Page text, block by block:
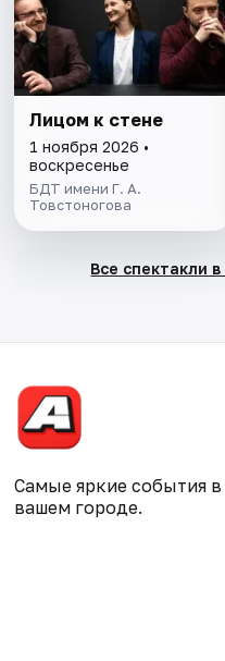
Лицом к стене
1 ноября 2026 •
воскресенье
БДТ имени Г. А.
Товстоногова
Все спектакли
Самые яркие события в
вашем городе.